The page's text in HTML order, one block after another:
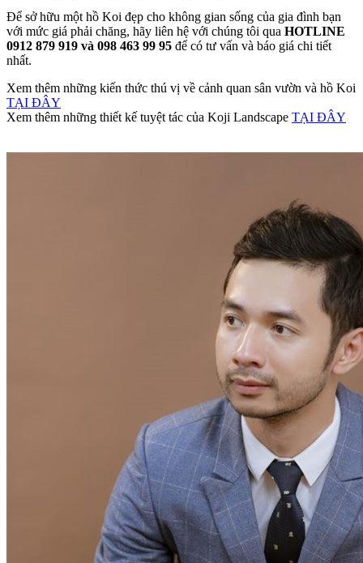
Để sở hữu một hồ Koi đẹp cho không gian sống của gia đình bạn
với mức giá phải chăng, hãy liên hệ với chúng tôi qua HOTLINE
0912 879 919 và 098 463 99 95 để có tư vấn và báo giá chi tiết
nhất.
Xem thêm những kiến thức thú vị về cảnh quan sân vườn và hồ Koi
TẠI ĐÂY
Xem thêm những thiết kế tuyệt tác của Koji Landscape TẠI ĐÂY